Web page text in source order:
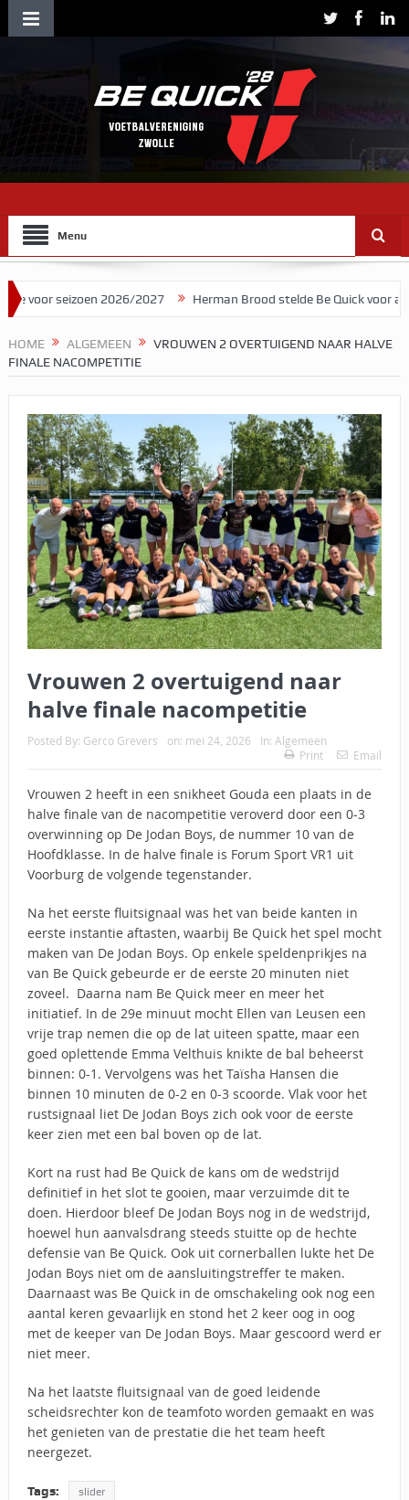
Menu
seizoen 2026/2027 Herman Brood stelde Be Quick voor als
HOME ALGEMEEN
VROUWEN 2 OVERTUIGEND NAAR HALVE
FINALE NACOMPETITIE
Vrouwen 2 overtuigend naar
halve finale nacompetitie
Posted By: Gerco Grevers on: mei 24, 2026 In: Algemeen
Print
Email
Vrouwen 2 heeft in een snikheet Gouda een plaats in de
halve finale van de nacompetitie veroverd door een 0-3
overwinning op De Jodan Boys, de nummer 10 van de
Hoofdklasse. In de halve finale is Forum Sport VR1 uit
Voorburg de volgende tegenstander.
Na het eerste fluitsignaal was het van beide kanten in
eerste instantie aftasten, waarbij Be Quick het spel mocht
maken van De Jodan Boys. Op enkele speldenprikjes na
van Be Quick gebeurde er de eerste 20 minuten niet
zoveel. Daarna nam Be Quick meer en meer het
initiatief. In de 29e minuut mocht Ellen van Leusen een
vrije trap nemen die op de lat uiteen spatte, maar een
goed oplettende Emma Velthuis knikte de bal beheerst
binnen: 0-1. Vervolgens was het Taïsha Hansen die
binnen 10 minuten de 0-2 en 0-3 scoorde. Vlak voor het
rustsignaal liet De Jodan Boys zich ook voor de eerste
keer zien met een bal boven op de lat.
Kort na rust had Be Quick de kans om de wedstrijd
definitief in het slot te gooien, maar verzuimde dit te
doen. Hierdoor bleef De Jodan Boys nog in de wedstrijd,
hoewel hun aanvalsdrang steeds stuitte op de hechte
defensie van Be Quick. Ook uit cornerballen lukte het De
Jodan Boys niet om de aansluitingstreffer te maken.
Daarnaast was Be Quick in de omschakeling ook nog een
aantal keren gevaarlijk en stond het 2 keer oog in oog
met de keeper van De Jodan Boys. Maar gescoord werd er
niet meer.
Na het laatste fluitsignaal van de goed leidende
scheidsrechter kon de teamfoto worden gemaakt en was
het genieten van de prestatie die het team heeft
neergezet.
Tags: slider